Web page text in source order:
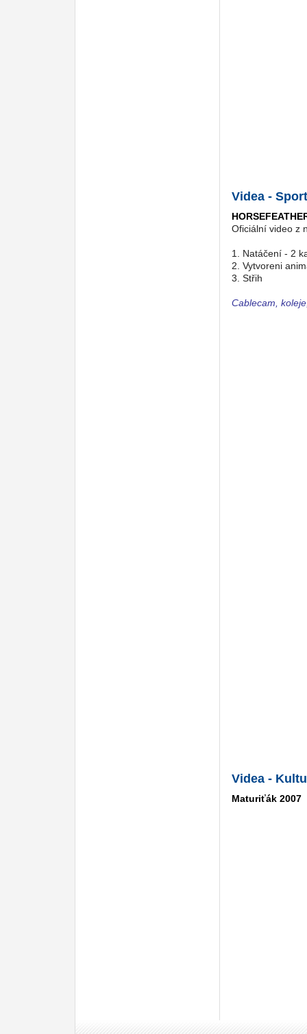
Videa -
Oficiální video z
1. Natáčení - 2
2. Vytvoreni
3. Střih
Cablecam,
Videa -
Maturiťák 2007